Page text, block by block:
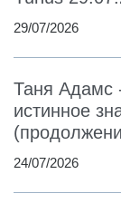
29/07/2026
Таня Адамс
истинное
24/07/2026